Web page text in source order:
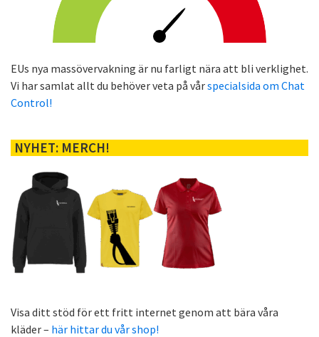
EUs nya massövervakning är nu farligt nära att bli verklighet.
Vi har samlat allt du behöver veta på vårspecialsida om Chat
Control!
NYHET: MERCH!
Visa ditt stöd för ett fritt internet genom att bära våra
kläder – här hittar du vår shop!